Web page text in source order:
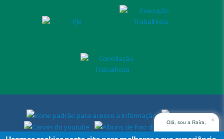
Olá, sou a Raíra,
assistente virtual do
x